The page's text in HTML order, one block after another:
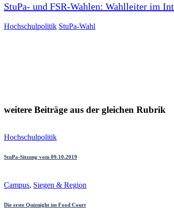
StuPa- und FSR-Wahlen: Wahlleiter im
Hochschulpolitik StuPa-Wahl
weitere Beiträge aus der gleichen Rubrik
Hochschulpolitik
StuPa-Sitzung vom 09.10.2019
Campus, Siegen & Region
Die erste Quiznight im Food Court